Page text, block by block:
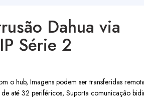
Dahua via
Série 2
o hub, Imagens podem ser transferidas
até 32 periféricos, Suporta comunicação